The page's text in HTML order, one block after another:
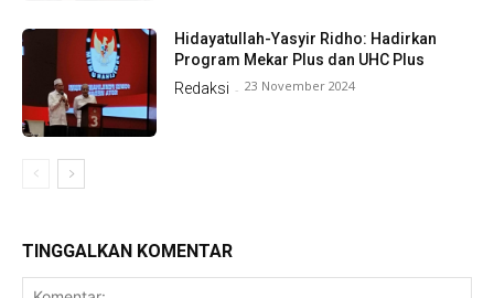
Hidayatullah-Yasyir Ridho: Hadirkan
Program Mekar Plus dan UHC Plus
Redaksi - 23 November 2024
TINGGALKAN KOMENTAR